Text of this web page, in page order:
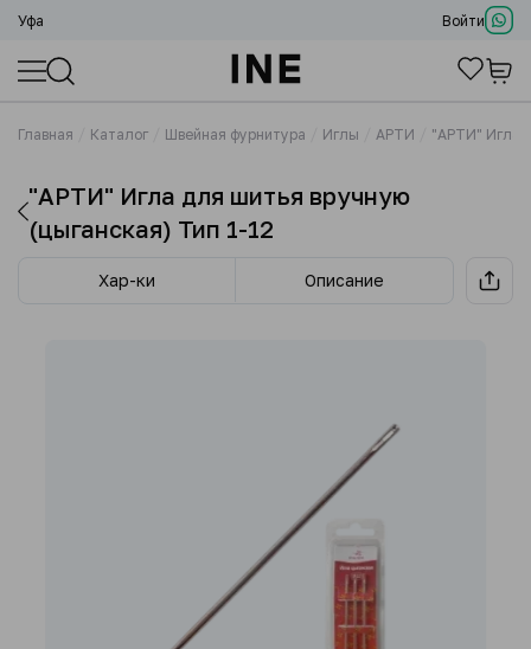
Уфа Войти
Главная Каталог Швейная фурнитура Иглы АРТИ "АРТИ" Игла
"АРТИ" Игла для шитья вручную
(цыганская) Тип 1-12
Хар-ки Описание